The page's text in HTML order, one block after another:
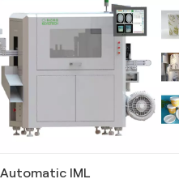
Automatic IML